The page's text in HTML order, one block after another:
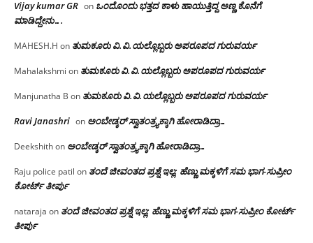
Vijay kumar GR on ಒಂದೊಂದು ಭತ್ತದ ಕಾಳು ಹಾಯುತ್ತಿದ್ದ ಅಣ್ಣ ಕೊನೆಗೆ
ಮಾಡಿದ್ದೇನು….
MAHESH.H on ತುಮಕೂರು‌ ವಿ.ವಿ.ಯಲ್ಲೊಬ್ಬರು ಅಪರೂಪದ ಗುರುವರ್ಯ
Mahalakshmi on ತುಮಕೂರು‌ ವಿ.ವಿ.ಯಲ್ಲೊಬ್ಬರು ಅಪರೂಪದ ಗುರುವರ್ಯ
Manjunatha B on ತುಮಕೂರು‌ ವಿ.ವಿ.ಯಲ್ಲೊಬ್ಬರು ಅಪರೂಪದ ಗುರುವರ್ಯ
Ravi Janashri on ಅಂಬೇಡ್ಕರ್ ಸ್ವಾತಂತ್ರ್ಯಕ್ಕಾಗಿ ಹೋರಾಡಿದ್ರಾ…
Deekshithon ಅಂಬೇಡ್ಕರ್ ಸ್ವಾತಂತ್ರ್ಯಕ್ಕಾಗಿ ಹೋರಾಡಿದ್ರಾ…
Raju police patil on ತಂದೆ ಜೀವಂತದ ಪ್ರಶ್ನೆ ಇಲ್ಲ: ಹೆಣ್ಣು ಮಕ್ಕಳಿಗೆ ಸಮ ಭಾಗ-ಸುಪ್ರೀಂ
ಕೋರ್ಟ್ ತೀರ್ಪು
nataraja on ತಂದೆ ಜೀವಂತದ ಪ್ರಶ್ನೆ ಇಲ್ಲ: ಹೆಣ್ಣು ಮಕ್ಕಳಿಗೆ ಸಮ ಭಾಗ-ಸುಪ್ರೀಂ ಕೋರ್ಟ್
ತೀರ್ಪು